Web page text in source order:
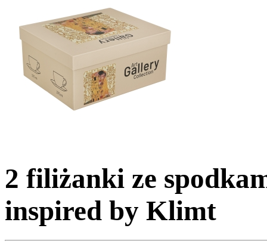
2 filiżanki ze
inspired by Klimt